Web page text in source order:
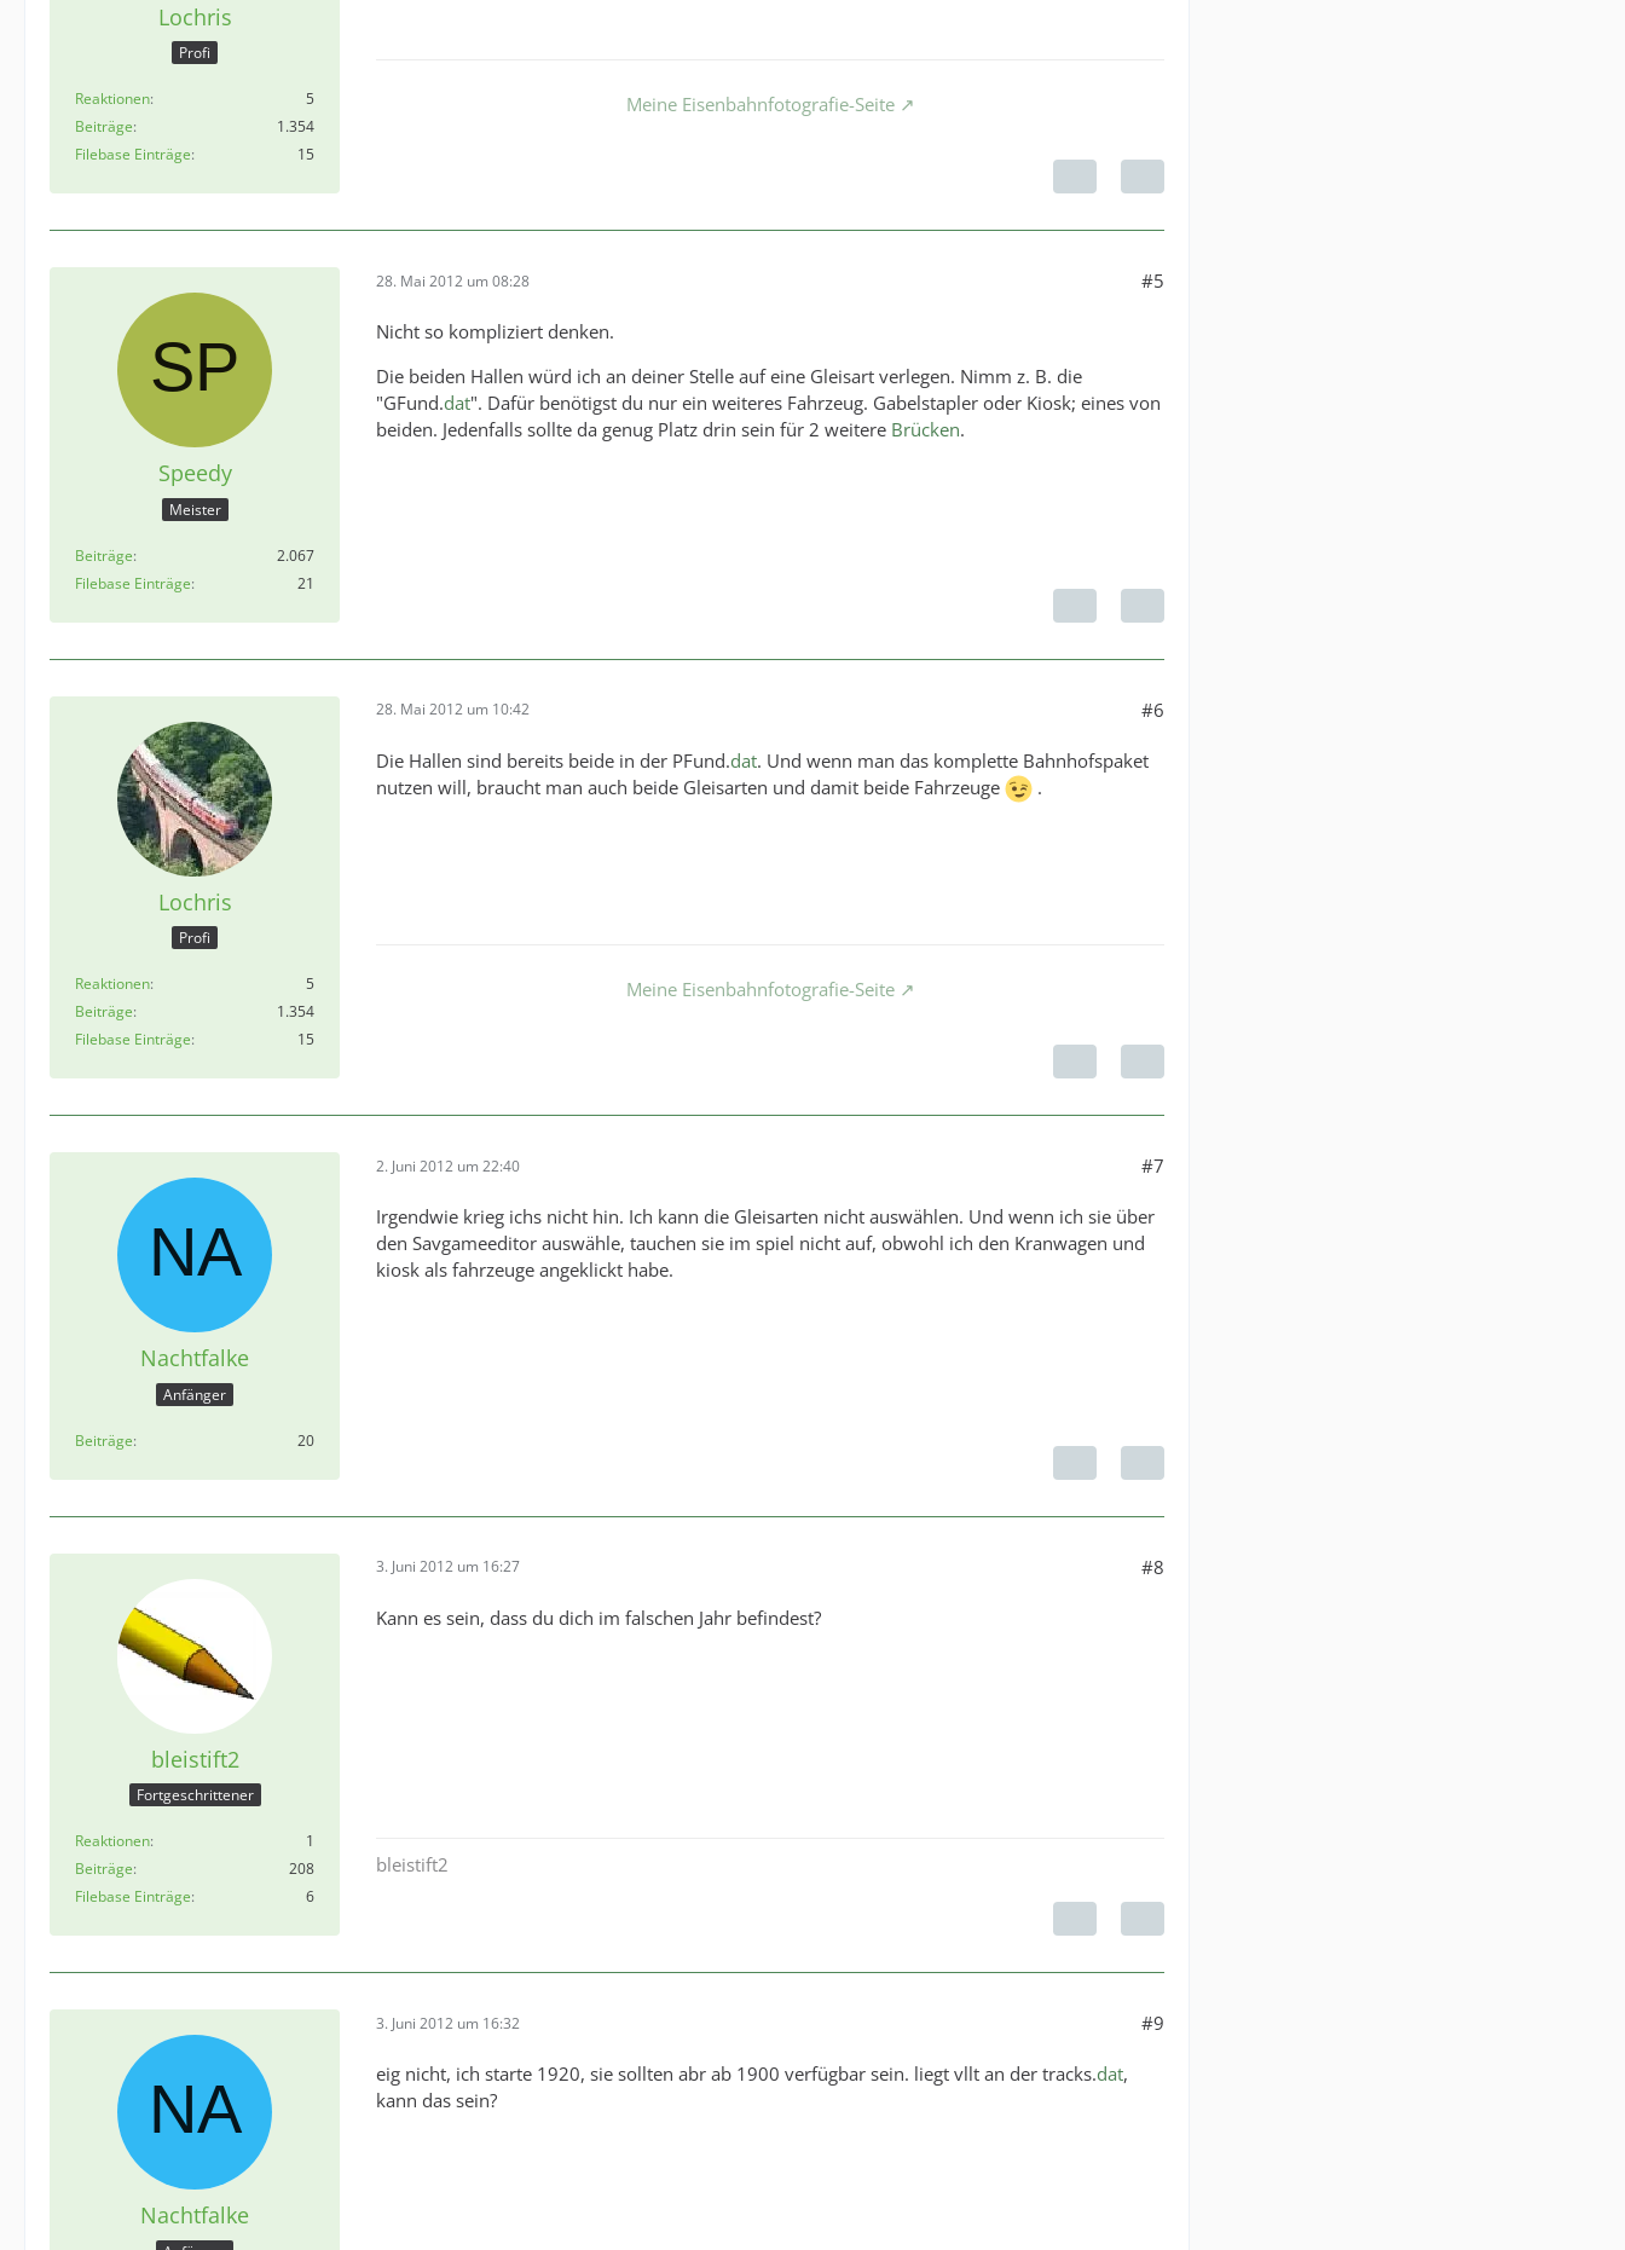
Lochris
Profi
Reaktionen
5
Beiträge
1.354
Filebase Einträge
15
Meine Eisenbahnfotografie-Seite
Speedy
Meister
Beiträge
2.067
Filebase Einträge
21
28. Mai 2012 um 08:28 #5
Nicht so kompliziert denken.
Die beiden Hallen würd ich an deiner Stelle auf eine Gleisart verlegen. Nimm z. B. die
"GFund.dat". Dafür benötigst du nur ein weiteres Fahrzeug. Gabelstapler oder Kiosk; eines von
beiden. Jedenfalls sollte da genug Platz drin sein für 2 weitere Brücken.
Lochris
Profi
Reaktionen
5
Beiträge
1.354
Filebase Einträge
15
28. Mai 2012 um 10:42 #6
Die Hallen sind bereits beide in der PFund.dat. Und wenn man das komplette Bahnhofspaket
nutzen will, braucht man auch beide Gleisarten und damit beide Fahrzeuge
.
Meine Eisenbahnfotografie-Seite
Nachtfalke
Anfänger
Beiträge 20
2. Juni 2012 um 22:40 #7
Irgendwie krieg ichs nicht hin. Ich kann die Gleisarten nicht auswählen. Und wenn ich sie über
den Savgameeditor auswähle, tauchen sie im spiel nicht auf, obwohl ich den Kranwagen und
kiosk als fahrzeuge angeklickt habe.
bleistift2
Fortgeschrittener
Reaktionen
1
Beiträge
208
Filebase Einträge
6
3. Juni 2012 um 16:27 #8
Kann es sein, dass du dich im falschen Jahr befindest?
bleistift2
Nachtfalke
3. Juni 2012 um 16:32 #9
eig nicht, ich starte 1920, sie sollten abr ab 1900 verfügbar sein. liegt vllt an der tracks.dat,
kann das sein?